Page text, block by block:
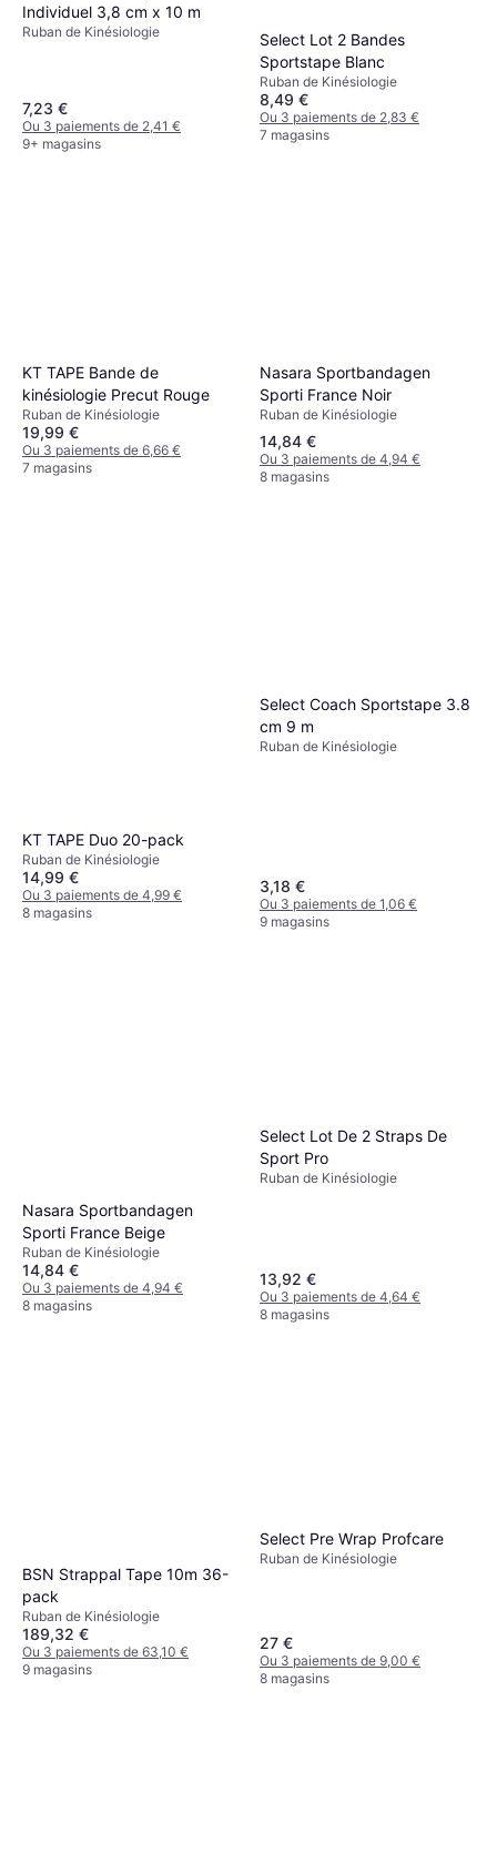
Individuel 3,8 cm x 10 m
Ruban de Kinésiologie
7,23 €
Ou 3 paiements de 2,41 €
9+ magasins
Select Lot 2 Bandes
Sportstape Blanc
Ruban de Kinésiologie
8,49 €
Ou 3 paiements de 2,83 €
7 magasins
KT TAPE Bande de
kinésiologie Precut Rouge
Ruban de Kinésiologie
19,99 €
Ou 3 paiements de 6,66 €
7 magasins
Nasara Sportbandagen
Sporti France Noir
Ruban de Kinésiologie
14,84 €
Ou 3 paiements de 4,94 €
8 magasins
KT TAPE Duo 20-pack
Ruban de Kinésiologie
14,99 €
Ou 3 paiements de 4,99 €
8 magasins
Select Coach Sportstape 3.8
cm 9 m
Ruban de Kinésiologie
3,18 €
Ou 3 paiements de 1,06 €
9 magasins
Nasara Sportbandagen
Sporti France Beige
Ruban de Kinésiologie
14,84 €
Ou 3 paiements de 4,94 €
8 magasins
Select Lot De 2 Straps De
Sport Pro
Ruban de Kinésiologie
13,92 €
Ou 3 paiements de 4,64 €
8 magasins
BSN Strappal Tape 10m 36-
pack
Ruban de Kinésiologie
189,32 €
Ou 3 paiements de 63,10 €
9 magasins
Select Pre Wrap Profcare
Ruban de Kinésiologie
27 €
Ou 3 paiements de 9,00 €
8 magasins